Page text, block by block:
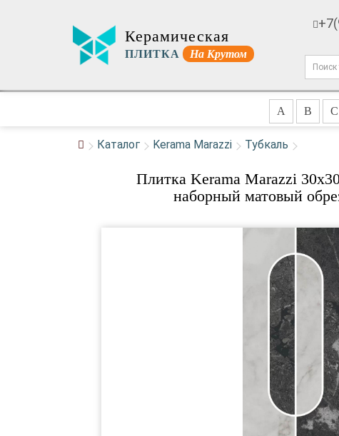
Керамическая
ПЛИТКА На Крутом
A B C
Каталог Kerama Marazzi Тубкаль
Плитка Kerama Marazzi
наборный матовый